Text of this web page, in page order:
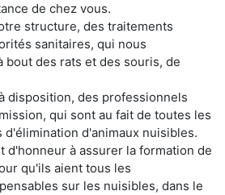
de chez vous.
structure, des traitements
sanitaires, qui nous
bout des rats et des souris, de
disposition, des professionnels
qui sont au fait de toutes les
d'animaux nuisibles.
d'honneur à assurer la formation de
qu'ils aient tous les
sur les nuisibles, dans le